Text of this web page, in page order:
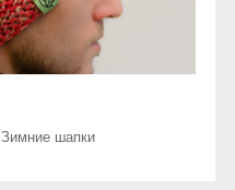
Зимние шапки